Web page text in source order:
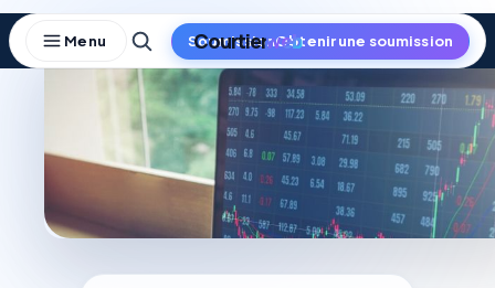
Skip
to
content
Obtenir une soumission